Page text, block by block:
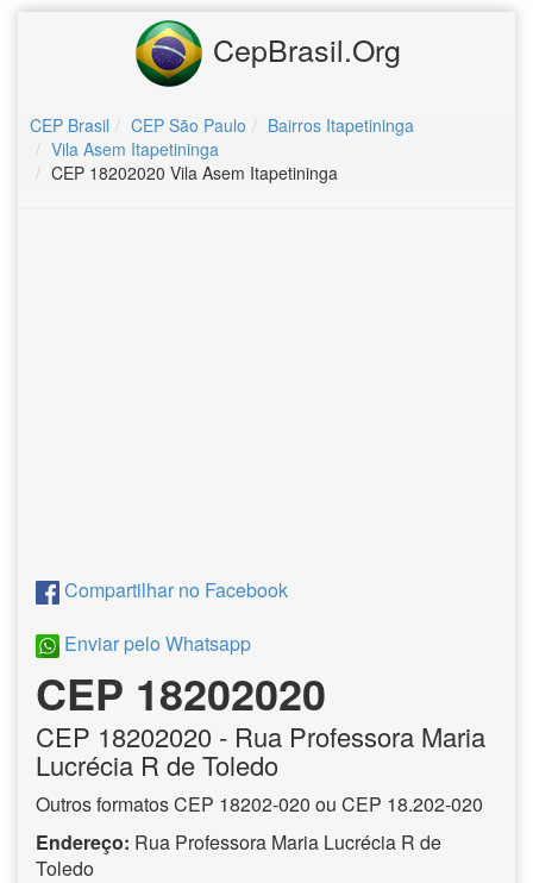
CepBrasil.Org
CEP Brasil CEP São Paulo
Bairros Itapetininga
Vila Asem Itapetininga
CEP 18202020 Vila Asem Itapetininga
Compartilhar no Facebook
Enviar pelo Whatsapp
CEP 18202020
CEP 18202020 - Rua Professora Maria
Lucrécia R de Toledo
Outros formatos CEP 18202-020 ou CEP 18.202-020
Endereço: Rua Professora Maria Lucrécia R de
Toledo